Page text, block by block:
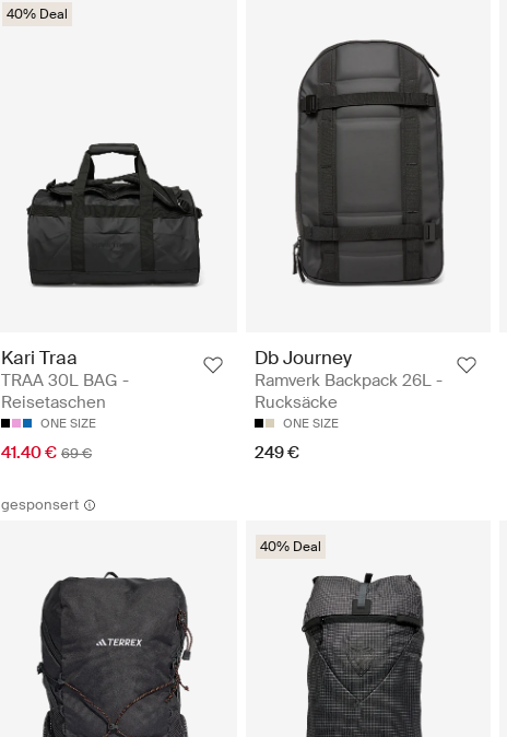
40% Deal
Kari Traa
TRAA 30L BAG -
Reisetaschen
ONE SIZE
41.40 € 69 €
Db Journey
Ramverk Backpack 26L -
Rucksäcke
ONE SIZE
249 €
gesponsert
40% Deal